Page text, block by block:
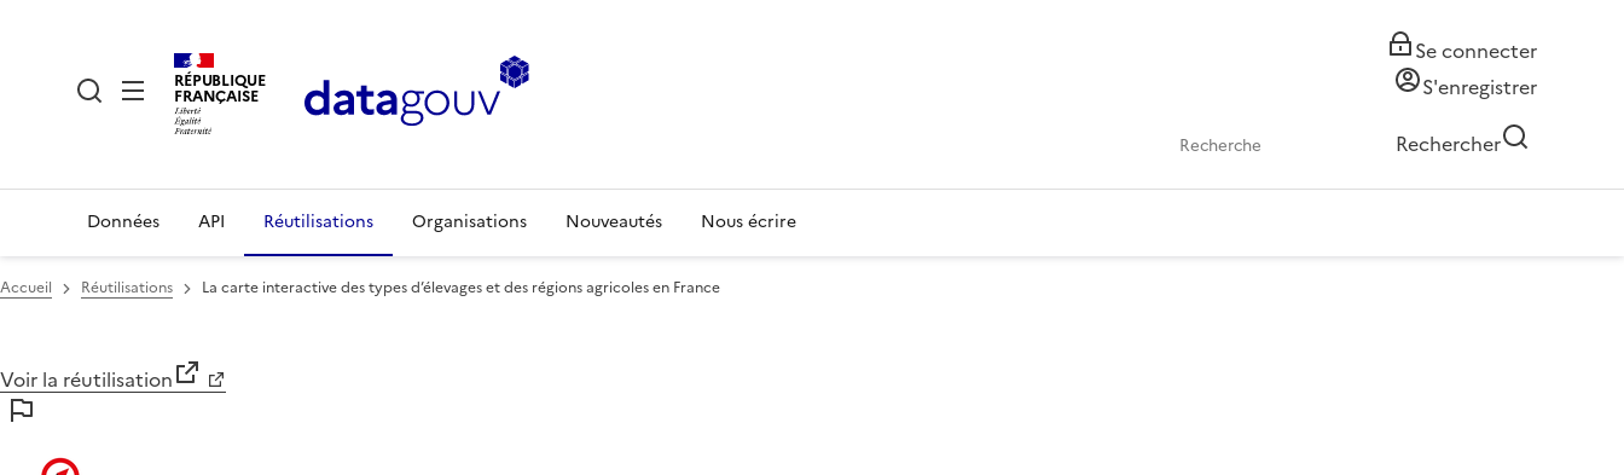
RÉPUBLIQUE
FRANÇAISE
Se connecter
S'enregistrer
Rechercher
Données API Réutilisations Organisations Nouveautés Nous écrire
Accueil Réutilisations La carte interactive des types d’élevages et des régions agricoles en France
Voir la réutilisation